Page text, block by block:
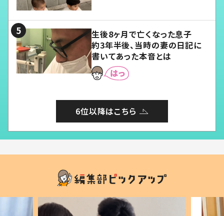
生後8ヶ月で亡くなった息子
約3年半後、当時の妻の日記に
書いてあった本音とは
6位以降はこちら